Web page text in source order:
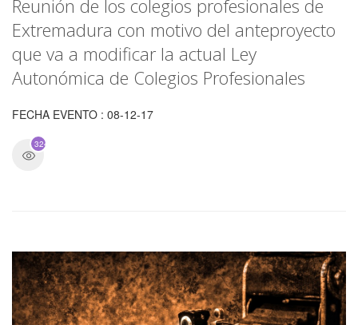
Reunión de los colegios profesionales de
Extremadura con motivo del anteproyecto
que va a modificar la actual Ley
Autonómica de Colegios Profesionales
FECHA EVENTO : 08-12-17
3249